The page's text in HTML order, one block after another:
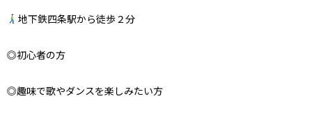
地下鉄四条駅から徒歩２分
◎初心者の方
◎趣味で歌やダンスを楽しみたい方